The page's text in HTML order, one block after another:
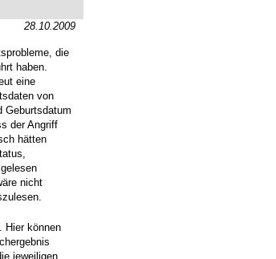
28.10.2009
die
haben.
eine
von
Geburtsdatum
der Angriff
hätten
nicht
Hier können
jeweiligen